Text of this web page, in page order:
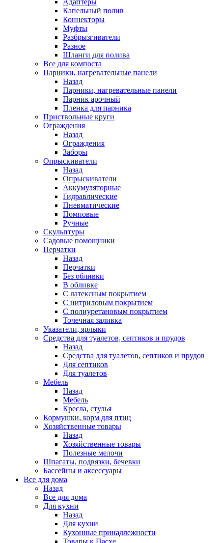
Адаптеры
Капельный полив
Коннекторы
Муфты
Разбрызгиватели
Разное
Шланги для полива
Все для компоста
Парники, нагревательные панели
Назад
Парники, нагревательные панели
Парник арочный
Пленка для парника
Приствольные круги
Ограждения
Назад
Ограждения
Заборы
Опрыскиватели
Назад
Опрыскиватели
Аккумуляторные
Гидравлические
Пневматические
Помповые
Ручные
Скульптуры
Садовые помощники
Перчатки
Назад
Перчатки
Без обливки
В обливке
С латексным покрытием
С нитриловым покрытием
С полиуретановым покрытием
Точечная заливка
Указатели, ярлыки
Средства для туалетов, септиков и прудов
Назад
Средства для туалетов, септиков и прудов
Для септиков
Для туалетов
Мебель
Назад
Мебель
Кресла, стулья
Кормушки, корм для птиц
Хозяйственные товары
Назад
Хозяйственные товары
Полезные мелочи
Шпагаты, подвязки, бечевки
Бассейны и аксессуары
Все для дома
Назад
Все для дома
Для кухни
Назад
Для кухни
Кухонные принадлежности
Товары к Пасхе